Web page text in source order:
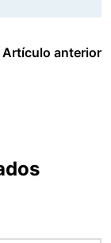
Artículo anterior